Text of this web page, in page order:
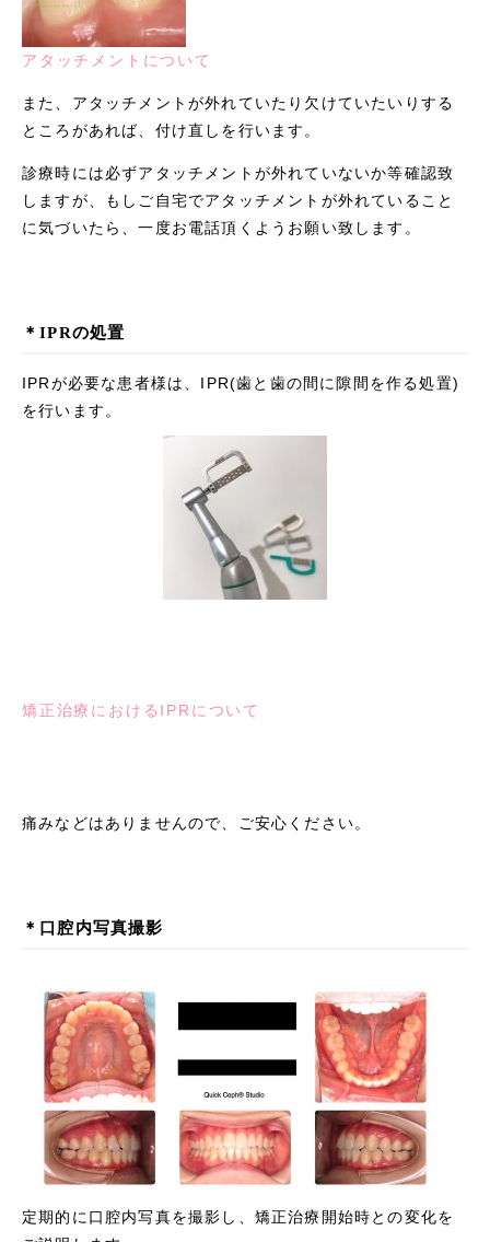
アタッチメントについて
また、アタッチメントが外れていたり欠けていたいりする
ところがあれば、付け直しを行います。
診療時には必ずアタッチメントが外れていないか等確認致
しますが、もしご自宅でアタッチメントが外れていること
に気づいたら、一度お電話頂くようお願い致します。
＊IPRの処置
IPRが必要な患者様は、IPR(歯と歯の間に隙間を作る処置)
を行います。
矯正治療におけるIPRについて
痛みなどはありませんので、ご安心ください。
＊口腔内写真撮影
定期的に口腔内写真を撮影し、矯正治療開始時との変化を